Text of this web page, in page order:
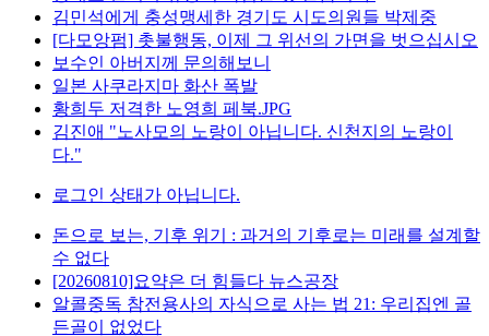
김민석에게 충성맹세한 경기도 시도의원들 박제중
[다모앙펌] 촛불행동, 이제 그 위선의 가면을 벗으십시오
보수인 아버지께 문의해보니
일본 사쿠라지마 화산 폭발
황희두 저격한 노영희 페북.JPG
김진애 "노사모의 노랑이 아닙니다. 신천지의 노랑이
다."
로그인 상태가 아닙니다.
돈으로 보는, 기후 위기 : 과거의 기후로는 미래를 설계할
수 없다
[20260810]요약은 더 힘들다 뉴스공장
알콜중독 참전용사의 자식으로 사는 법 21: 우리집엔 골
든골이 없었다